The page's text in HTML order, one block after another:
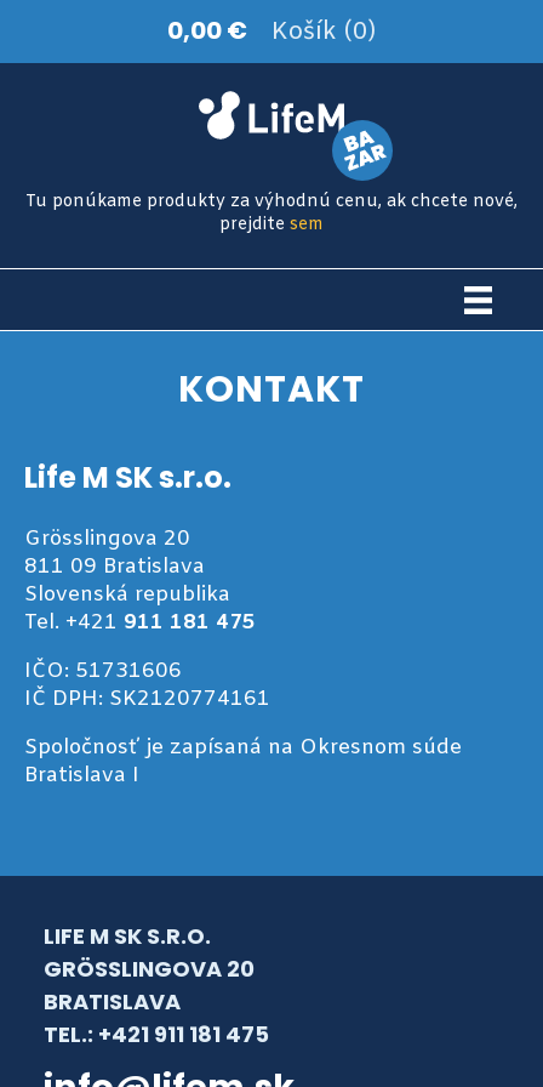
Tu ponúkame produkty za výhodnú cenu, ak chcete nové,
prejdite sem
0,00 € Košík (0)
KONTAKT
Life M SK s.r.o.
Grösslingova 20
811 09 Bratislava
Slovenská republika
Tel. +421 911 181 475
IČO: 51731606
IČ DPH: SK2120774161
Spoločnosť je zapísaná na Okresnom súde
Bratislava I
LIFE M SK S.R.O.
GRÖSSLINGOVA 20
BRATISLAVA
TEL.: +421 911 181 475